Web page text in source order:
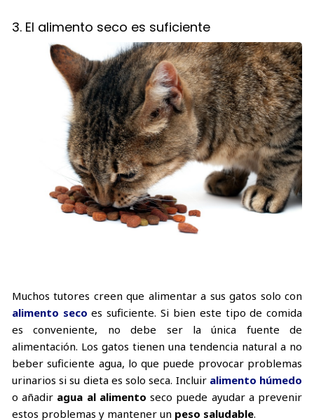
3. El alimento seco es suficiente
Muchos tutores creen que alimentar a sus gatos solo con
alimento seco es suficiente. Si bien este tipo de comida
es conveniente, no debe ser la única fuente de
alimentación. Los gatos tienen una tendencia natural a no
beber suficiente agua, lo que puede provocar problemas
urinarios si su dieta es solo seca. Incluir alimento húmedo
o añadir agua al alimento seco puede ayudar a prevenir
estos problemas y mantener un peso saludable.